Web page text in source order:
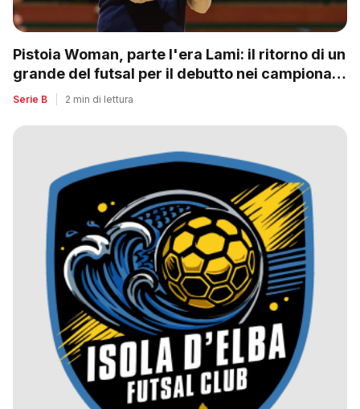
Pistoia Woman, parte l'era Lami: il ritorno di un
grande del futsal per il debutto nei campionati
nazionali
Serie B 2 min di lettura